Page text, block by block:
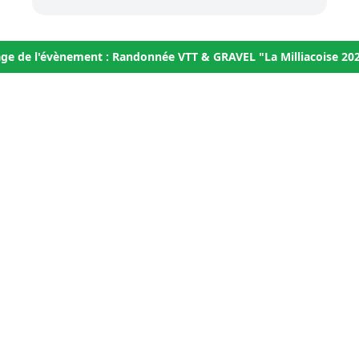
de l'évènement : Randonnée VTT & GRAVEL "La Milliacoise